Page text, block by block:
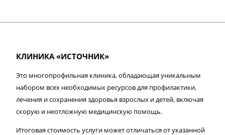
КЛИНИКА «ИСТОЧНИК»
Это многопрофильная клиника, обладающая уникальным
набором всех необходимых ресурсов для профилактики,
лечения и сохранения здоровья взрослых и детей, включая
скорую и неотложную медицинскую помощь.
Итоговая стоимость услуги может отличаться от указанной